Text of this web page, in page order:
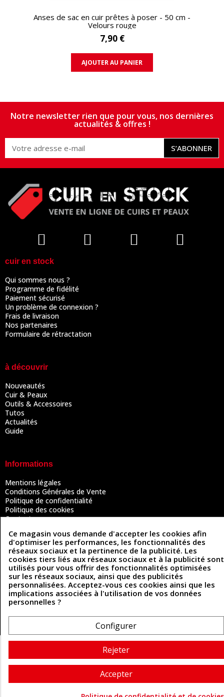
APERÇU RAPIDE
Anses de sac en cuir prêtes à poser - 50 cm -
Velours rouge
7,90 €
AJOUTER AU PANIER
Notre newsletter rien que pour vous, nos dernières
actualités & offres !
S’ABONNER
cuir en stock
Qui sommes nous ?
Programme de fidélité
Paiement sécurisé
Un problème de connexion ?
Frais de livraison
Nos partenaires
Formulaire de rétractation
à découvrir
Nouveautés
Cuir & Peaux
Outils & Accessoires
Tutos
Actualités
Guide
Informations
Mentions légales
Conditions Générales de Vente
Politique de confidentialité
Politique des cookies
Contactez-nous
Coordonnées
493 Chemin de Catougnac
81300 Graulhet
05 63 34 51 88
contact@cuirenstock.com
Cuirenstock © 2026 - Une création Quatrys 💙
Ce magasin vous demande d'accepter les cookies afin
d'optimiser les performances, les fonctionnalités des
réseaux sociaux et la pertinence de la publicité. Les
cookies tiers liés aux réseaux sociaux et à la publicité sont
utilisés pour vous offrir des fonctionnalités optimisées
sur les réseaux sociaux, ainsi que des publicités
personnalisées. Acceptez-vous ces cookies ainsi que les
implications associées à l'utilisation de vos données
personnelles ?
Configurer
Rejeter
Accepter